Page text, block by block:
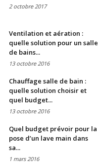
2 octobre 2017
Ventilation et aération :
quelle solution pour un salle
de bains...
13 octobre 2016
Chauffage salle de bain :
quelle solution choisir et
quel budget...
13 octobre 2016
Quel budget prévoir pour la
pose d’un lave main dans
sa...
1 mars 2016